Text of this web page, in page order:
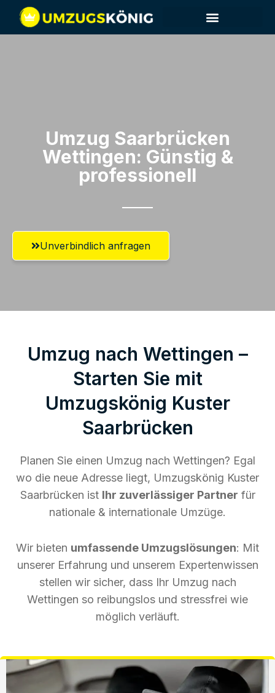
Umzug Saarbrücken​
Wettingen: Günstig &
professionell​
Unverbindlich anfragen
Umzug nach Wettingen –
Starten Sie mit
Umzugskönig Kuster
Saarbrücken
Planen Sie einen Umzug nach Wettingen? Egal
wo die neue Adresse liegt, Umzugskönig Kuster
Saarbrücken ist Ihr zuverlässiger Partner für
nationale & internationale Umzüge.
Wir bieten umfassende Umzugslösungen: Mit
unserer Erfahrung und unserem Expertenwissen
stellen wir sicher, dass Ihr Umzug nach
Wettingen so reibungslos und stressfrei wie
möglich verläuft.